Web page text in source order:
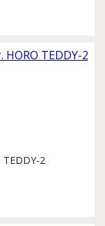
TEDDY-2